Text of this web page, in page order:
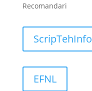
Recomandari
ScripTehInfo
EFNL